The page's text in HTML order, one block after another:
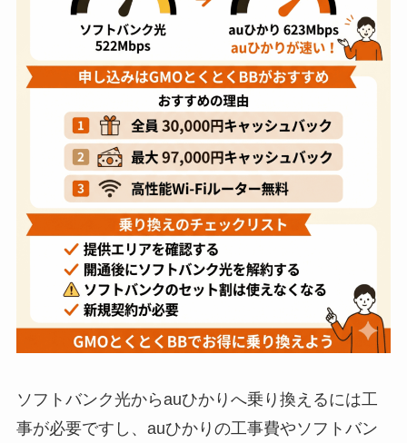
ソフトバンク光からauひかりへ乗り換えるには工
事が必要ですし、auひかりの工事費やソフトバン